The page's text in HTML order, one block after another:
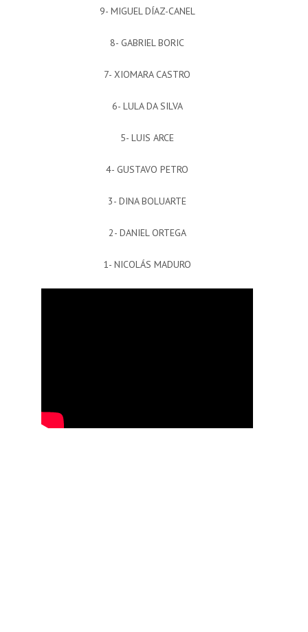
9- MIGUEL DÍAZ-CANEL
8- GABRIEL BORIC
7- XIOMARA CASTRO
6- LULA DA SILVA
5- LUIS ARCE
4- GUSTAVO PETRO
3- DINA BOLUARTE
2- DANIEL ORTEGA
1- NICOLÁS MADURO